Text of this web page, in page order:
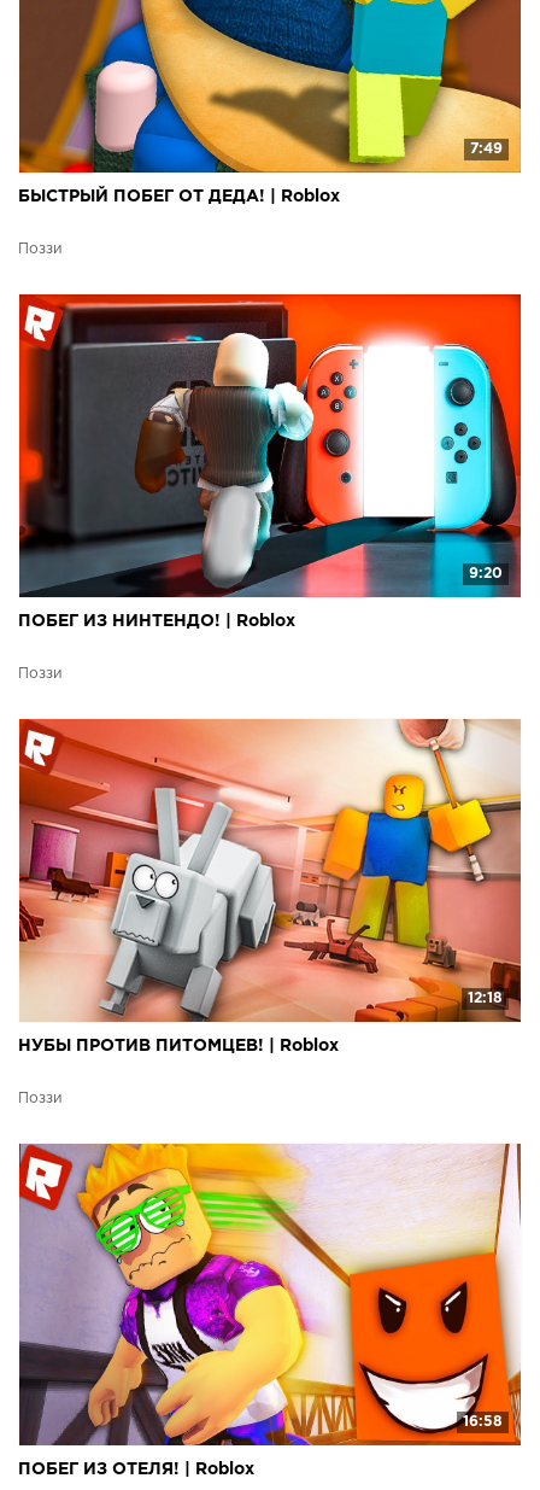
7:49
БЫСТРЫЙ ПОБЕГ ОТ ДЕДА! | Roblox
Поззи
9:20
ПОБЕГ ИЗ НИНТЕНДО! | Roblox
Поззи
12:18
НУБЫ ПРОТИВ ПИТОМЦЕВ! | Roblox
Поззи
16:58
ПОБЕГ ИЗ ОТЕЛЯ! | Roblox